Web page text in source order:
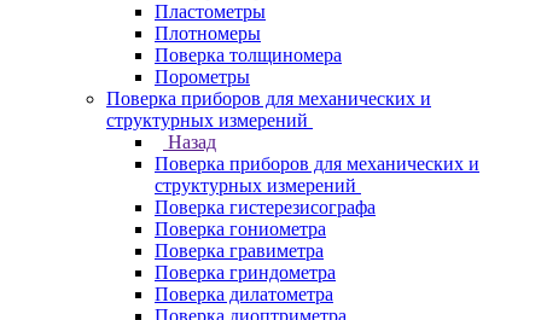
Пластометры
Плотномеры
Поверка толщиномера
Порометры
Поверка приборов для механических и
структурных измерений
Назад
Поверка приборов для механических и
структурных измерений
Поверка гистерезисографа
Поверка гониометра
Поверка гравиметра
Поверка гриндометра
Поверка дилатометра
Поверка диоптриметра